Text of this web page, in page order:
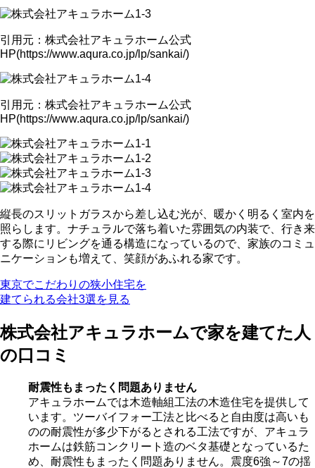
引用元：株式会社アキュラホーム公式
HP(https://www.aqura.co.jp/lp/sankai/)
引用元：株式会社アキュラホーム公式
HP(https://www.aqura.co.jp/lp/sankai/)
縦長のスリットガラスから差し込む光が、暖かく明るく室内を
照らします。ナチュラルで落ち着いた雰囲気の内装で、行き来
する際にリビングを通る構造になっているので、家族のコミュ
ニケーションも増えて、笑顔があふれる家です。
東京でこだわりの狭小住宅を
建てられる会社3選を見る
株式会社アキュラホームで家を建てた人
の口コミ
耐震性もまったく問題ありません
アキュラホームでは木造軸組工法の木造住宅を提供して
います。ツーバイフォー工法と比べると自由度は高いも
のの耐震性が多少下がるとされる工法ですが、アキュラ
ホームは鉄筋コンクリート造のベタ基礎となっているた
め、耐震性もまったく問題ありません。震度6強～7の揺